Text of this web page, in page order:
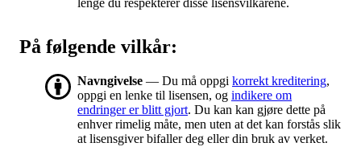
lenge du respekterer disse lisensvilkårene.
På følgende vilkår:
Navngivelse — Du må oppgi korrekt kreditering,
oppgi en lenke til lisensen, og indikere om
endringer er blitt gjort. Du kan kan gjøre dette på
enhver rimelig måte, men uten at det kan forstås slik
at lisensgiver bifaller deg eller din bruk av verket.